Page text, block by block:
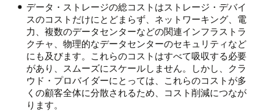
データ・ストレージの総コストはストレージ・デバイ
スのコストだけにとどまらず、ネットワーキング、電
力、複数のデータセンターなどの関連インフラストラ
クチャ、物理的なデータセンターのセキュリティなど
にも及びます。これらのコストはすべて吸収する必要
があり、スムーズにスケールしません。しかし、クラ
ウド・プロバイダーにとっては、これらのコストが多
くの顧客全体に分散されるため、コスト削減につなが
ります。